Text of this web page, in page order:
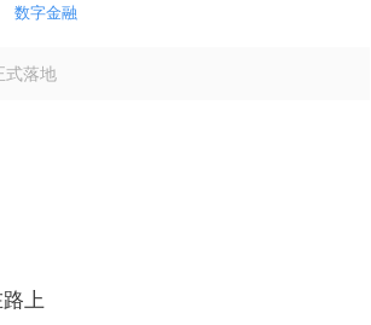
数字金融
式落地
上